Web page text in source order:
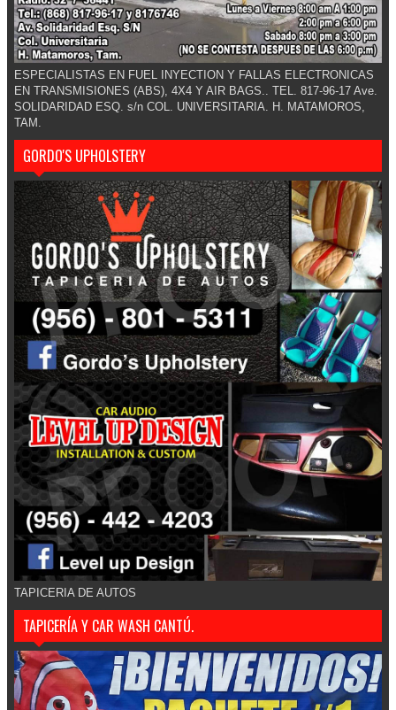
ESPECIALISTAS EN FUEL INYECTION Y FALLAS ELECTRONICAS
EN TRANSMISIONES (ABS), 4X4 Y AIR BAGS.. TEL. 817-96-17 Ave.
SOLIDARIDAD ESQ. s/n COL. UNIVERSITARIA. H. MATAMOROS,
TAM.
GORDO'S UPHOLSTERY
TAPICERIA DE AUTOS
TAPICERÍA Y CAR WASH CANTÚ.